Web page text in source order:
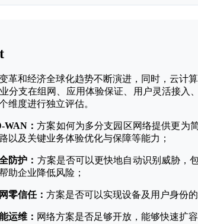
革和经济全球化趋势不断演进，同时，云计
分支在组网、应用体验保证、用户灵活接入
维度进⾏独⽴评估。
WAN：⽅案如何为多分⽀园区⽹络提供更为
以及关键业务体验优化与保障等能⼒；
防护： ⽅案是否可以更快地⾃动识别威胁，
助企业降低⻛险；
零信任： 方案是否可以实现设备及用户身份
运维： ⽹络⽅案是否⾜够开放，能够快速扩